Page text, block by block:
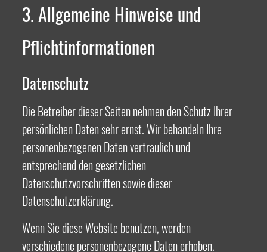
3. Allgemeine Hinweise und
Pflicht­informationen
Datenschutz
Die Betreiber dieser Seiten nehmen den Schutz Ihrer
persönlichen Daten sehr ernst. Wir behandeln Ihre
personenbezogenen Daten vertraulich und
entsprechend den gesetzlichen
Datenschutzvorschriften sowie dieser
Datenschutzerklärung.
Wenn Sie diese Website benutzen, werden
verschiedene personenbezogene Daten erhoben.